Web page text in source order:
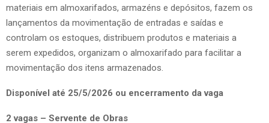
materiais em almoxarifados, armazéns e depósitos, fazem os
lançamentos da movimentação de entradas e saídas e
controlam os estoques, distribuem produtos e materiais a
serem expedidos, organizam o almoxarifado para facilitar a
movimentação dos itens armazenados.
Disponível até 25/5/2026 ou encerramento da vaga
2 vagas – Servente de Obras